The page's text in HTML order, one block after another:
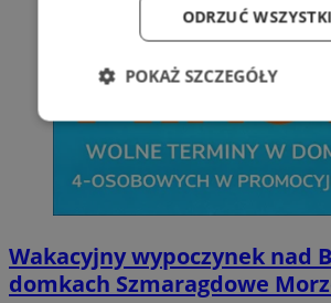
Wakacyjny wypoczynek nad
domkach Szmaragdowe
ODRZUĆ
POKAŻ SZCZEGÓŁY
Niezbędne